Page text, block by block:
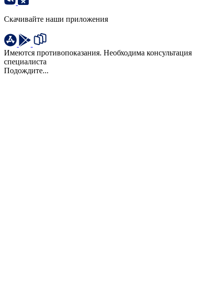
Скачивайте наши приложения
Имеются противопоказания. Необходима консультация
специалиста
Подождите...